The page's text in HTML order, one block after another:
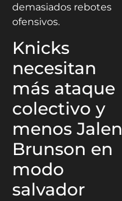
demasiados rebotes
ofensivos.
Knicks
necesitan
más ataque
colectivo y
menos Jalen
Brunson en
modo
salvador